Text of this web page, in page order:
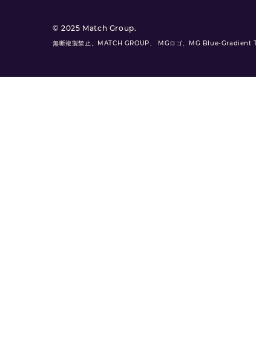
© 2025 Match Group.
無断複製禁止。MATCH GROUP、 MGロゴ、MG Blue-Gradient